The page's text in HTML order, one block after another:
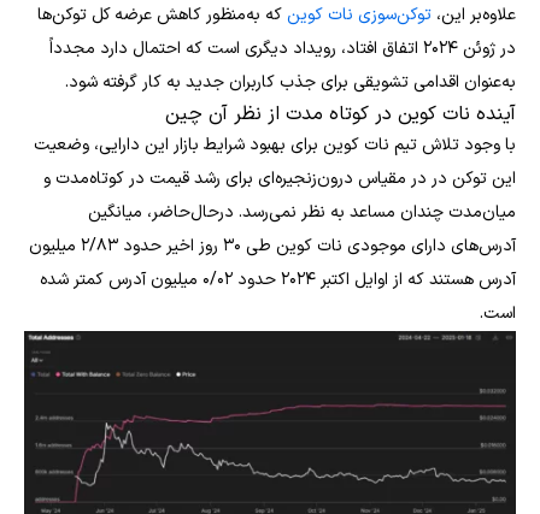
علاوه‌بر این، توکن‌سوزی نات کوین که به‌منظور کاهش عرضه کل توکن‌ها
در ژوئن ۲۰۲۴ اتفاق افتاد، رویداد دیگری است که احتمال دارد مجدداً
به‌عنوان اقدامی تشویقی برای جذب کاربران جدید به کار گرفته شود.
آینده نات کوین در کوتاه مدت از نظر آن چین
با وجود تلاش تیم نات کوین برای بهبود شرایط بازار این دارایی، وضعیت
این توکن در در مقیاس‌ درون‌زنجیره‌ای برای رشد قیمت در کوتاه‌مدت و
میان‌مدت چندان مساعد به نظر نمی‌رسد. درحال‌حاضر، میانگین
آدرس‌های دارای موجودی نات کوین طی ۳۰ روز اخیر حدود ۲/۸۳ میلیون
آدرس هستند که از اوایل اکتبر ۲۰۲۴ حدود ۰/۰۲ میلیون آدرس کمتر شده
است.